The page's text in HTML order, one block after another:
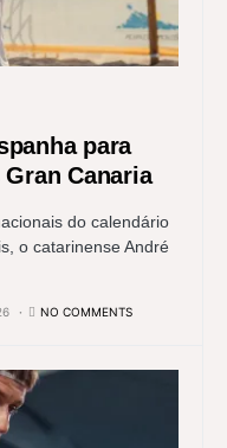
para
Canaria
do calendário
o catarinense André
NO COMMENTS